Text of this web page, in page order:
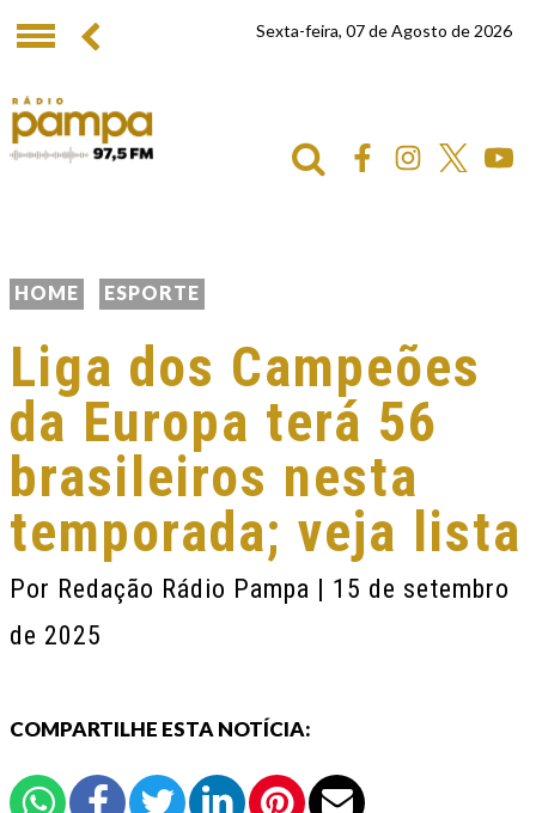
Sexta-feira, 07 de Agosto de 2026
HOME ESPORTE
Liga dos Campeões
da Europa terá 56
brasileiros nesta
temporada; veja lista
Por Redação Rádio Pampa | 15 de setembro
de 2025
COMPARTILHE ESTA NOTÍCIA: